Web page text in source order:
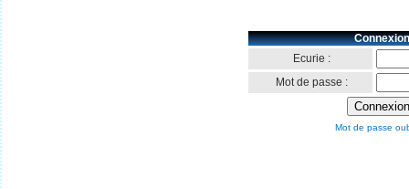
Connexion
Ecurie :
Mot de passe :
Mot de passe